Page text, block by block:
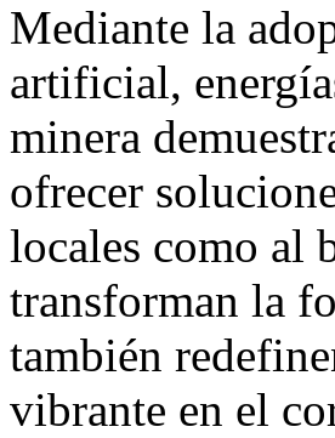
Mediante la
artificial,
minera
ofrecer
locales como al
transforman la
también
vibrante en el